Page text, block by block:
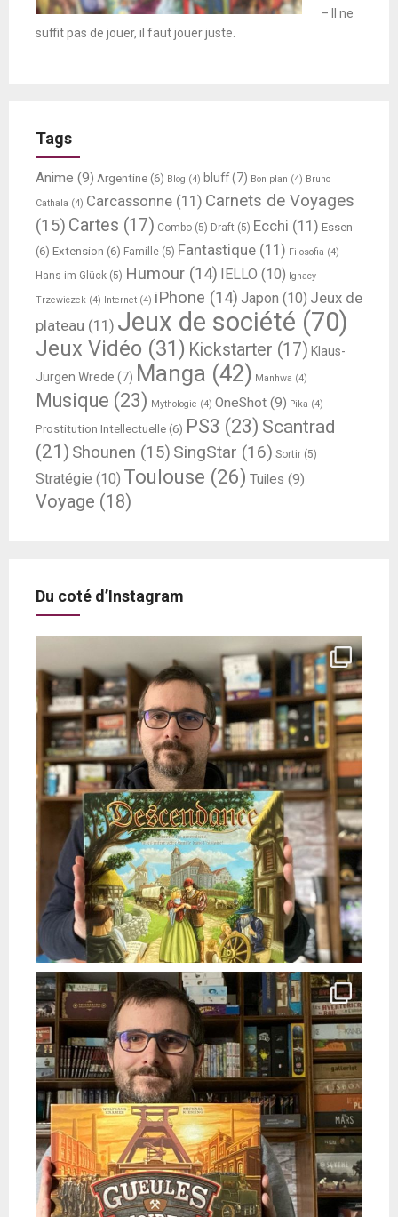
– Il ne
suffit pas de jouer, il faut jouer juste.
Tags
Anime (9) Argentine (6) Blog (4) bluff(7) Bon plan (4) Bruno
Cathala (4) Carcassonne (11) Carnets de Voyages
(15) Cartes (17) Combo (5) Draft (5) Ecchi (11) Essen
(6) Extension (6) Famille (5) Fantastique (11) Filosofia (4)
Hans im Glück (5) Humour (14) IELLO (10) Ignacy
Trzewiczek (4) Internet (4) iPhone (14) Japon (10) Jeux de
plateau (11) Jeux de société (70)
Jeux Vidéo (31) Kickstarter (17) Klaus-
Jürgen Wrede (7) Manga (42) Manhwa (4)
Musique (23) Mythologie (4) OneShot (9) Pika (4)
Prostitution Intellectuelle (6) PS3 (23) Scantrad
(21) Shounen (15) SingStar (16) Sortir (5)
Stratégie (10) Toulouse (26) Tuiles (9)
Voyage (18)
Du coté d’Instagram